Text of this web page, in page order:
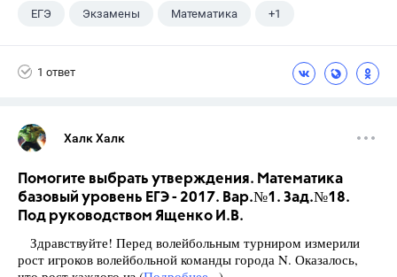
ЕГЭ Экзамены Математика +1
1 ответ
Халк Халк
Помогите выбрать утверждения. Математика
базовый уровень ЕГЭ - 2017. Вар.№1. Зад.№18.
Под руководством Ященко И.В.
Здравствуйте! Перед волейбольным турниром измерили
рост игроков волейбольной команды города N. Оказалось,